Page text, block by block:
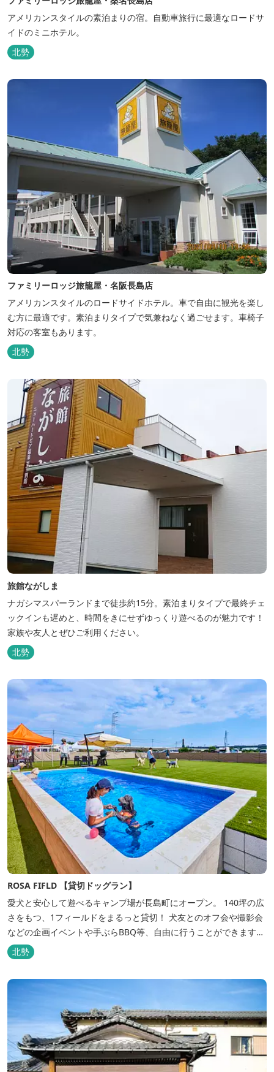
アメリカンスタイルの素泊まりの宿。自動車旅行に最適なロードサ
イドのミニホテル。
北勢
ファミリーロッジ旅籠屋・名阪長島店
アメリカンスタイルのロードサイドホテル。車で自由に観光を楽し
む方に最適です。素泊まりタイプで気兼ねなく過ごせます。車椅子
対応の客室もあります。
北勢
旅館ながしま
ナガシマスパーランドまで徒歩約15分。素泊まりタイプで最終チェ
ックインも遅めと、時間をきにせずゆっくり遊べるのが魅力です！
家族や友人とぜひご利用ください。
北勢
ROSA FIFLD 【貸切ドッグラン】
愛犬と安心して遊べるキャンプ場が長島町にオープン。 140坪の広
さをもつ、1フィールドをまるっと貸切！ 犬友とのオフ会や撮影会
などの企画イベントや手ぶらBBQ等、自由に行うことができます。
フードメニューも豊富で手ぶらでBBQを予算に合わせてお選びいた
だき、楽しんでいただくことがてぎます。 ドックランは全面人工芝
で水はけもよく、ワンちゃんの汚れを気にすることなく自由に遊
北勢